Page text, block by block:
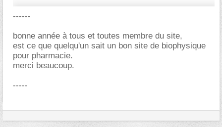
------
bonne année à tous et toutes membre du site,
est ce que quelqu'un sait un bon site de biophysique
pour pharmacie.
merci beaucoup.
-----